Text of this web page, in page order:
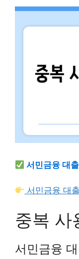
서민금융 대
서민금융 대
중복 사
서민금융